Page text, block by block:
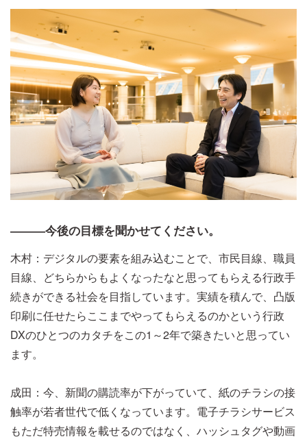
―――今後の目標を聞かせてください。
木村：デジタルの要素を組み込むことで、市民目線、職員
目線、どちらからもよくなったなと思ってもらえる行政手
続きができる社会を目指しています。実績を積んで、凸版
印刷に任せたらここまでやってもらえるのかという行政
DXのひとつのカタチをこの1～2年で築きたいと思ってい
ます。
成田：今、新聞の購読率が下がっていて、紙のチラシの接
触率が若者世代で低くなっています。電子チラシサービス
もただ特売情報を載せるのではなく、ハッシュタグや動画